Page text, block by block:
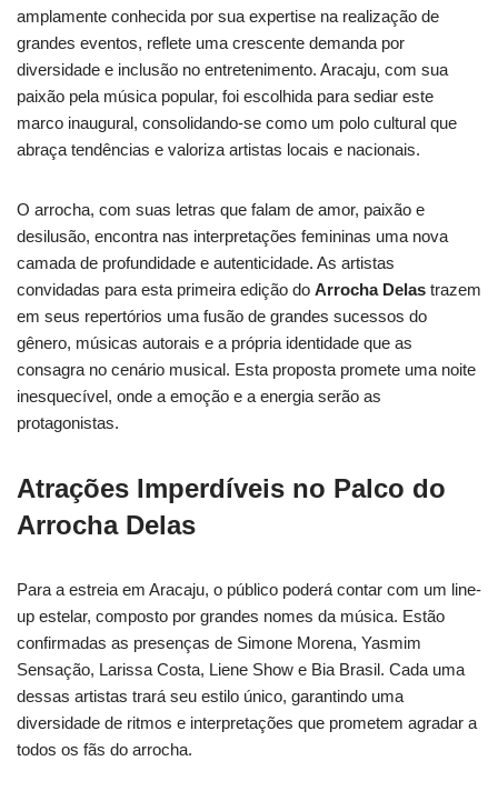
amplamente conhecida por sua expertise na realização de
grandes eventos, reflete uma crescente demanda por
diversidade e inclusão no entretenimento. Aracaju, com sua
paixão pela música popular, foi escolhida para sediar este
marco inaugural, consolidando-se como um polo cultural que
abraça tendências e valoriza artistas locais e nacionais.
O arrocha, com suas letras que falam de amor, paixão e
desilusão, encontra nas interpretações femininas uma nova
camada de profundidade e autenticidade. As artistas
convidadas para esta primeira edição do Arrocha Delas trazem
em seus repertórios uma fusão de grandes sucessos do
gênero, músicas autorais e a própria identidade que as
consagra no cenário musical. Esta proposta promete uma noite
inesquecível, onde a emoção e a energia serão as
protagonistas.
Atrações Imperdíveis no Palco do
Arrocha Delas
Para a estreia em Aracaju, o público poderá contar com um line-
up estelar, composto por grandes nomes da música. Estão
confirmadas as presenças de Simone Morena, Yasmim
Sensação, Larissa Costa, Liene Show e Bia Brasil. Cada uma
dessas artistas trará seu estilo único, garantindo uma
diversidade de ritmos e interpretações que prometem agradar a
todos os fãs do arrocha.